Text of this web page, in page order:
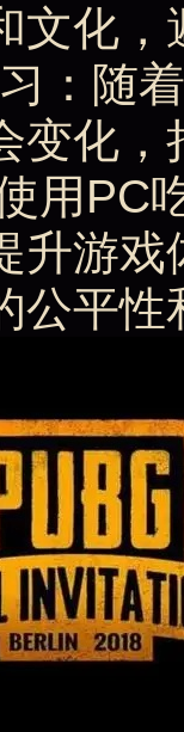
文化
：随
变化
用PC
升游
公平性